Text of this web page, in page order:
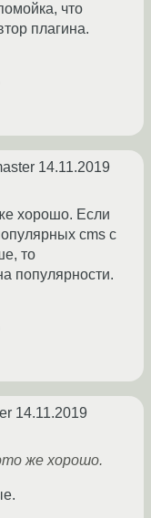
что
плагина.
14.11.2019
хорошо. Если
cms с
то
популярности.
14.11.2019
же хорошо.